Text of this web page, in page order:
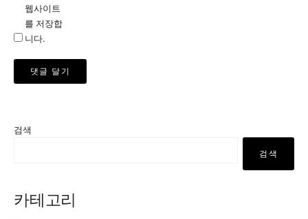
웹사이트
를 저장합
니다.
검색
검색
카테고리